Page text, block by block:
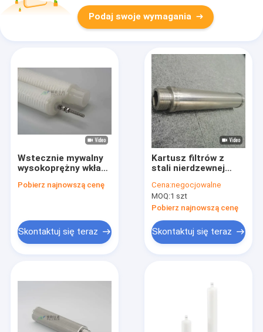
Podaj swoje wymagania
Wstecznie mywalny
wysokoprężny wkład
o dużej średnicy 6" i
oczyszczania wody
Pobierz najnowszą cenę
Skontaktuj się teraz
Kartusz filtrów z
stali nierdzewnej
wysokiej
wytrzymałości
mechanicznej,
odporności na
temperaturę i
korozję
Cena:negocjowalne
MOQ:1 szt
Pobierz najnowszą cenę
Skontaktuj się teraz